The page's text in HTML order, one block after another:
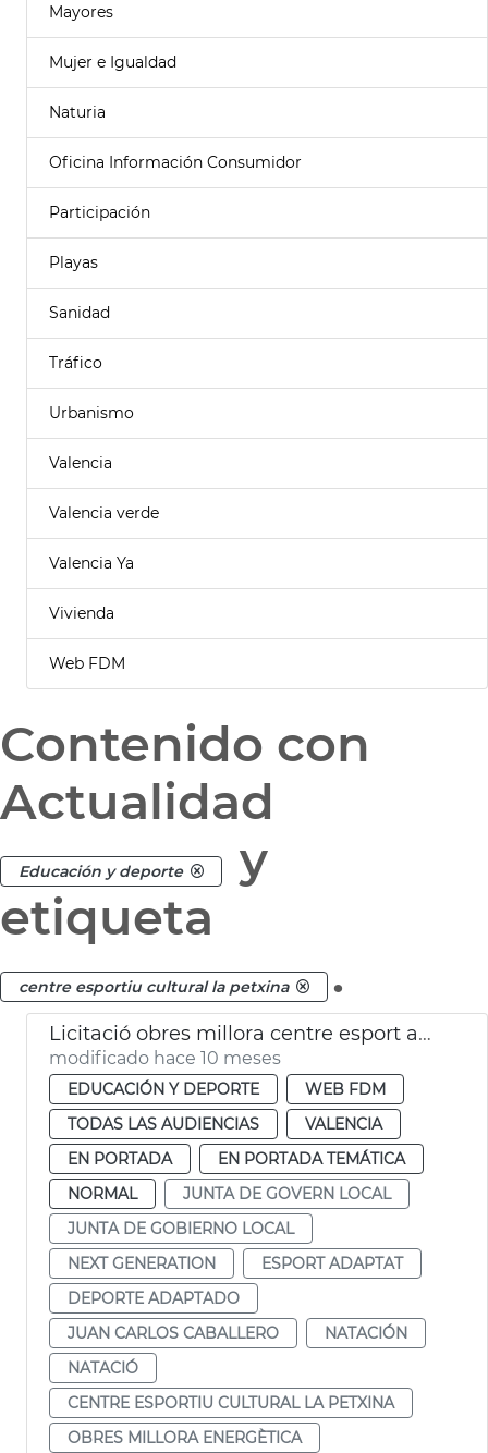
Mayores
Mujer e Igualdad
Naturia
Oficina Información Consumidor
Participación
Playas
Sanidad
Tráfico
Urbanismo
Valencia
Valencia verde
Valencia Ya
Vivienda
Web FDM
Contenido con
Actualidad
Educación y deporte
y
etiqueta
centre esportiu cultural la petxina .
Licitació obres millora centre esport adaptat i natació La Petxina València
modificado hace 10 meses
EDUCACIÓN Y DEPORTE
WEB FDM
TODAS LAS AUDIENCIAS
VALENCIA
EN PORTADA
EN PORTADA TEMÁTICA
NORMAL
JUNTA DE GOVERN LOCAL
JUNTA DE GOBIERNO LOCAL
NEXT GENERATION
ESPORT ADAPTAT
DEPORTE ADAPTADO
JUAN CARLOS CABALLERO
NATACIÓN
NATACIÓ
CENTRE ESPORTIU CULTURAL LA PETXINA
OBRES MILLORA ENERGÈTICA